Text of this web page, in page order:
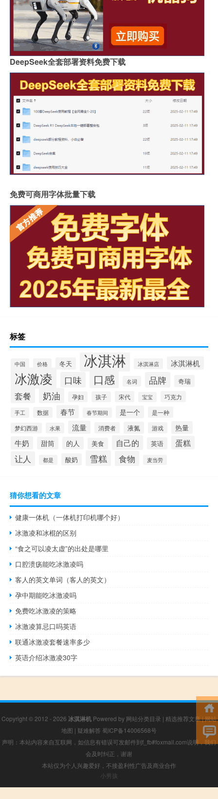
DeepSeek全套部署资料免费下载
免费可商用字体批量下载
标签
中国 价格 冬天 冰淇淋 冰淇淋店 冰淇淋机
冰激凌 口味 口感 名词 品牌 奇瑞
套餐 奶油 孕妇 孩子 宋代 宝宝 巧克力
手工 数据 春节 春节期间 是一个 是一种
梦幻西游 水果 流量 消费者 液氮 游戏 热量
牛奶 甜筒 的人 美食 自己的 英语 蛋糕
让人 都是 酸奶 雪糕 食物 麦当劳
猜你想看的文章
健康一体机（一体机打印机哪个好）
冰激凌和冰棍的区别
“食之可以凌太虚”的出处是哪里
口腔溃疡能吃冰激凌吗
客人的英文单词（客人的英文）
孕中期能吃冰激凌吗
免费吃冰激凌的策略
冰激凌算忌口吗英语
联通冰激凌套餐速率多少
英语介绍冰激凌30字
Copyright © 2012 - 2026 冰淇淋机 Powered by 网站分类目录 | 精选推荐文章|网站
地图 | 疑难解答 蜀ICP备14006568号
声明：本站内容来自互联网，如信息有错误可发邮件到f_fb#foxmail.com说明，我们
会及时纠正，谢谢
本站仅为个人兴趣爱好，不接盈利性广告及商业合作
小男孩